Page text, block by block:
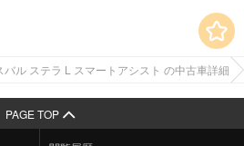
スバル ステラ L スマートアシスト の中古車詳細
閲覧履歴